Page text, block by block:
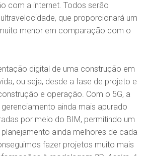
com a internet. Todos serão
que proporcionará um
menor em comparação com o
digital de uma construção em
ou seja, desde a fase de projeto e
e operação. Com o 5G, a
ainda mais apurado
por meio do BIM, permitindo um
ainda melhores de cada
fazer projetos muito mais